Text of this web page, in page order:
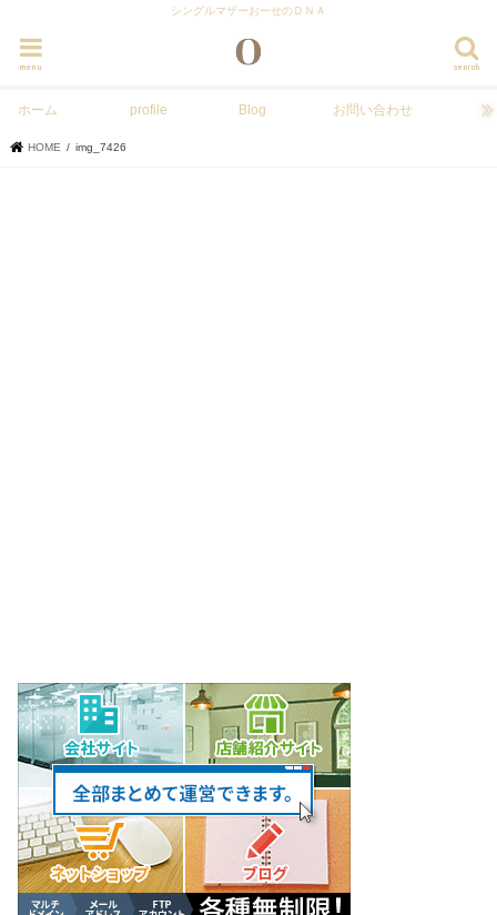
シングルマザーおーせのＤＮＡ
search
menu
ホーム profile Blog お問い合わせ
HOME img_7426